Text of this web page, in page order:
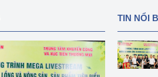
TIN NỔI